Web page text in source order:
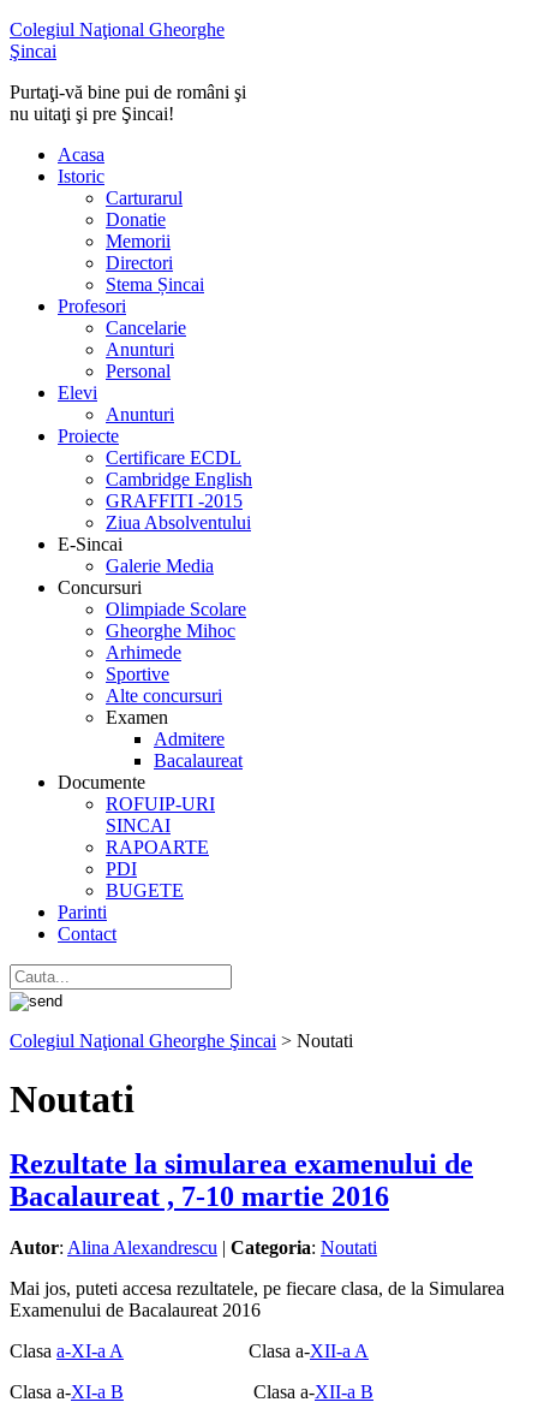
Colegiul Naţional Gheorghe
Şincai
Purtaţi-vă bine pui de români şi
nu uitaţi şi pre Şincai!
Acasa
Istoric
Carturarul
Donatie
Memorii
Directori
Stema Șincai
Profesori
Cancelarie
Anunturi
Personal
Elevi
Anunturi
Proiecte
Certificare ECDL
Cambridge English
GRAFFITI -2015
Ziua Absolventului
E-Sincai
Galerie Media
Concursuri
Olimpiade Scolare
Gheorghe Mihoc
Arhimede
Sportive
Alte concursuri
Examen
Admitere
Bacalaureat
Documente
ROFUIP-URI
SINCAI
RAPOARTE
PDI
BUGETE
Parinti
Contact
Colegiul Naţional Gheorghe Şincai > Noutati
Noutati
Rezultate la simularea examenului de
Bacalaureat , 7-10 martie 2016
Autor: Alina Alexandrescu | Categoria: Noutati
Mai jos, puteti accesa rezultatele, pe fiecare clasa, de la Simularea
Examenului de Bacalaureat 2016
Clasa a-XI-a A Clasa a-XII-a A
Clasa a-XI-a B Clasa a-XII-a B